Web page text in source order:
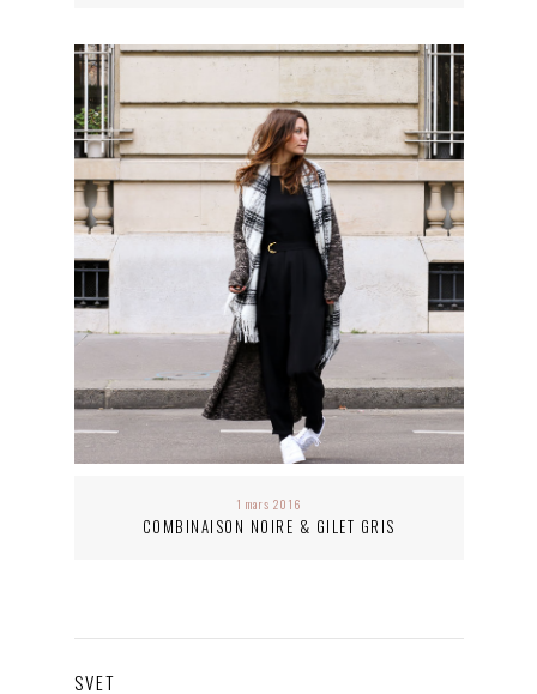
1 mars 2016
COMBINAISON NOIRE & GILET GRIS
SVET